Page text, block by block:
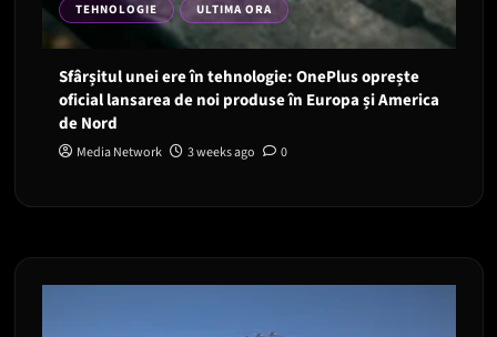
TEHNOLOGIE ULTIMA ORA
Sfârșitul unei ere în tehnologie: OnePlus oprește
oficial lansarea de noi produse în Europa și America
de Nord
Media Network 3 weeks ago 0